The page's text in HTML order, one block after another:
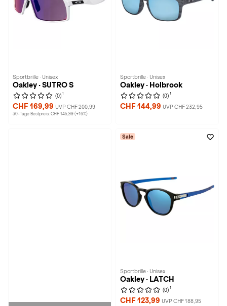
Sportbrille · Unisex
Oakley · SUTRO S
(0) 1
CHF 169,99 UVP CHF 200,99
30-Tage Bestpreis: CHF 145,99 (+16%)
Sportbrille · Unisex
Oakley · Holbrook
(0) 1
CHF 144,99 UVP CHF 232,95
Sale
Sportbrille · Unisex
Oakley · LATCH
(0) 1
CHF 123,99 UVP CHF 188,95